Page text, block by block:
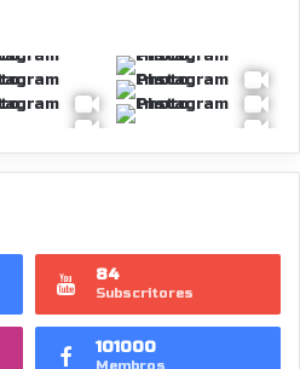
84
Subscritores
101000
Membros